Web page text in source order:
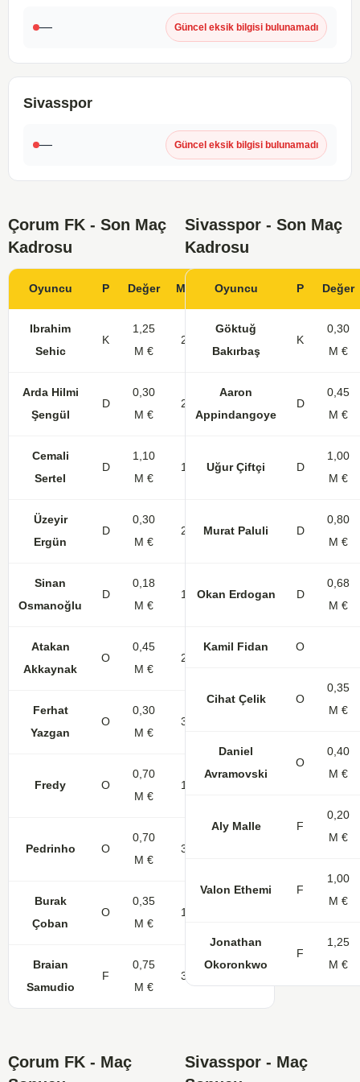
— Güncel eksik bilgisi bulunamadı
Sivasspor
— Güncel eksik bilgisi bulunamadı
Çorum FK - Son Maç
Kadrosu
Oyuncu P Değer Maç Gol KK
Ibrahim
Sehic
K
1,25
M €
28
Arda Hilmi
Şengül
D
0,30
M €
23
Cemali
Sertel
D
1,10
M €
16
Üzeyir
Ergün
D
0,30
M €
27
Sinan
Osmanoğlu
D
0,18
M €
15 1
Atakan
Akkaynak
O
0,45
M €
22
Ferhat
Yazgan
O
0,30
M €
32
Fredy O
0,70
M €
13
Pedrinho O
0,70
M €
33
Burak
Çoban
O
0,35
M €
15
Braian
Samudio
F
0,75
M €
34
Sivasspor - Son Maç
Kadrosu
Oyuncu P Değer
Göktuğ
Bakırbaş
K
0,30
M €
Aaron
Appindangoye
D
0,45
M €
Uğur Çiftçi D
1,00
M €
Murat Paluli D
0,80
M €
Okan Erdogan D
0,68
M €
Kamil Fidan O
Cihat Çelik O
0,35
M €
Daniel
Avramovski
O
0,40
M €
Aly Malle F
0,20
M €
Valon Ethemi F
1,00
M €
Jonathan
Okoronkwo
F
1,25
M €
Çorum FK - Maç
Sivasspor - Maç